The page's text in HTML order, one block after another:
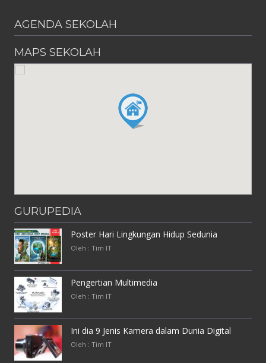
AGENDA SEKOLAH
MAPS SEKOLAH
GURUPEDIA
Poster Hari Lingkungan Hidup Sedunia
Oleh : Tim IT
Pengertian Multimedia
Oleh : Tim IT
Ini dia 9 Jenis Kamera dalam Dunia Digital
Oleh : Tim IT